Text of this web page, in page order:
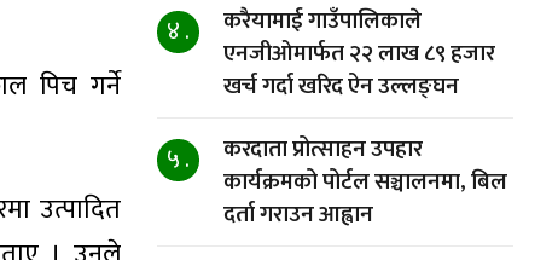
पिच गर्ने
उत्पादित
४ .
करैयामाई गाउँपालिकाले
एनजीओमार्फत २२ लाख ८९ हजार
खर्च गर्दा खरिद ऐन उल्लङ्घन
५ .
करदाता प्रोत्साहन उपहार
कार्यक्रमको पोर्टल सञ्चालनमा, बिल
दर्ता गराउन आह्वान